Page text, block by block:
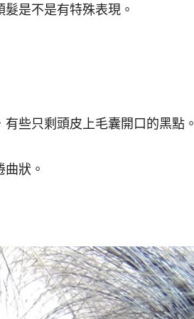
是不是有特殊表現。
些只剩頭皮上毛囊開口的黑點。
狀。